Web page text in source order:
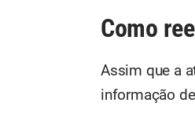
Como
Assim que a
informação